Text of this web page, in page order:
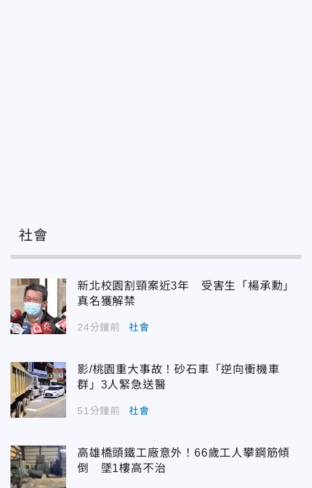
社會
新北校園割頸案近3年 受害生「楊承勳」
真名獲解禁
24分鐘前 社會
影/桃園重大事故！砂石車「逆向衝機車
群」3人緊急送醫
51分鐘前 社會
高雄橋頭鐵工廠意外！66歲工人攀鋼筋傾
倒 墜1樓高不治